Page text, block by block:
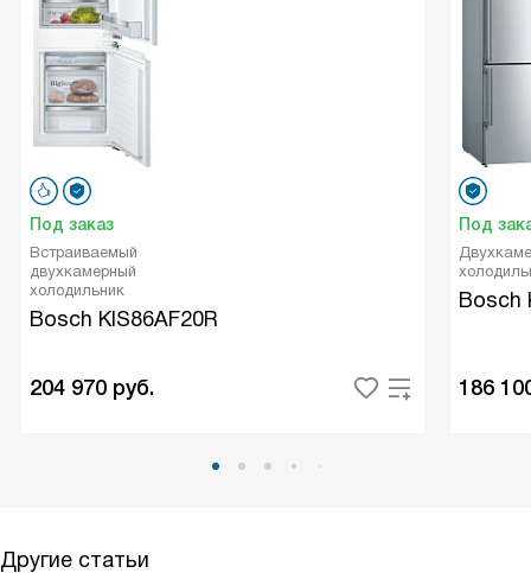
Под заказ
Встраиваемый
двухкамерный
холодильник
Bosch KIS86AF20R
204 970 руб.
Под
Bosch
186
Другие статьи